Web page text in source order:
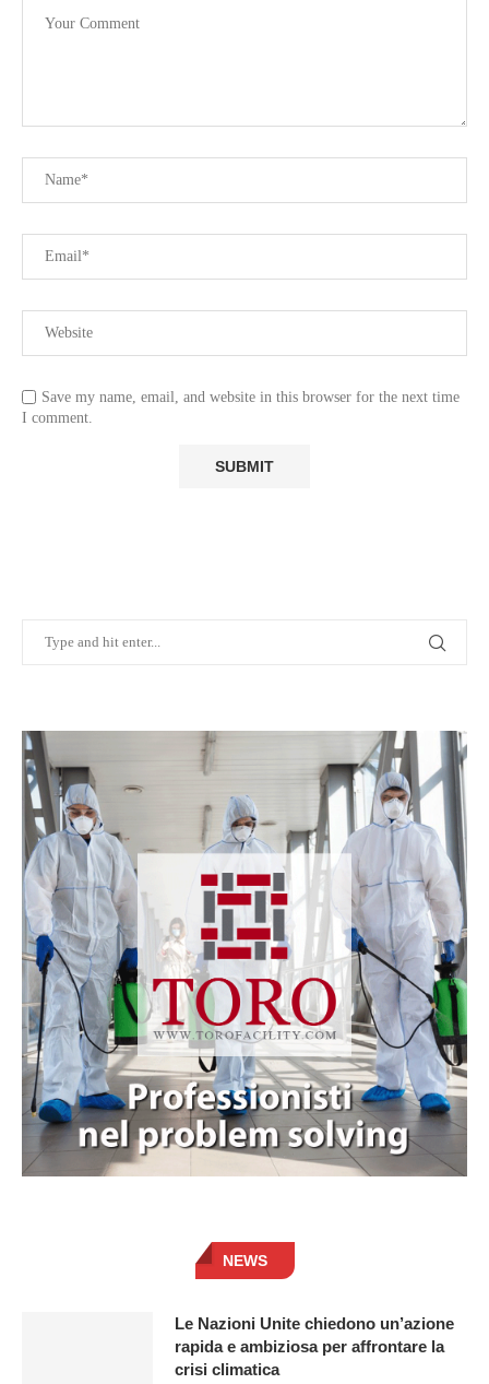
Save my name, email, and website in this browser for the next time
I comment.
NEWS
Le Nazioni Unite chiedono un’azione
rapida e ambiziosa per affrontare la
crisi climatica